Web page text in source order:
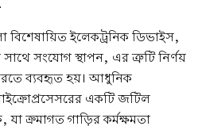
ইলেকট্রনিক ডিভাইস,
সংযোগ স্থাপন, এর ত্রুটি নির্ণয়
করতে ব্যবহৃত হয়। আধুনিক
একটি জটিল
যা ক্রমাগত গাড়ির কর্মক্ষমতা